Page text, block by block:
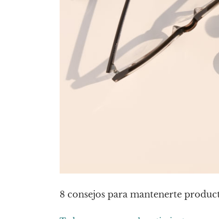
8 consejos para mantenerte